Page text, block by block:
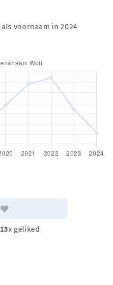
als voornaam in 2024
13x geliked